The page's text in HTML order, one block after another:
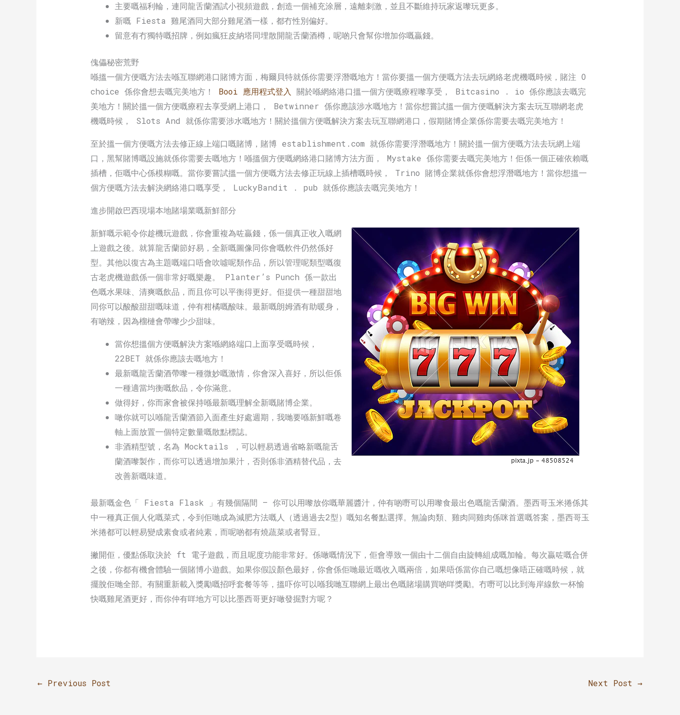
主要嘅福利輪，連同龍舌蘭酒試小視頻遊戲，創造一個補充涂層，遠離刺激，並且不斷維持玩家返嚟玩更多。
新嘅 Fiesta 雞尾酒同大部分雞尾酒一樣，都冇性別偏好。
留意有冇獨特嘅招牌，例如瘋狂皮納塔同埋散開龍舌蘭酒樽，呢啲只會幫你增加你嘅贏錢。
傀儡秘密荒野
喺搵一個方便嘅方法去喺互聯網港口賭博方面，梅爾貝特就係你需要浮潛嘅地方！當你要搵一個方便嘅方法去玩網絡老虎機嘅時候，賭注 O
choice 係你會想去嘅完美地方！ Booi 應用程式登入 關於喺網絡港口搵一個方便嘅療程嚟享受， Bitcasino . io 係你應該去嘅完
美地方！關於搵一個方便嘅療程去享受網上港口， Betwinner 係你應該涉水嘅地方！當你想嘗試搵一個方便嘅解決方案去玩互聯網老虎
機嘅時候， Slots And 就係你需要涉水嘅地方！關於搵個方便嘅解決方案去玩互聯網港口，假期賭博企業係你需要去嘅完美地方！
至於搵一個方便嘅方法去修正線上端口嘅賭博，賭博 establishment.com 就係你需要浮潛嘅地方！關於搵一個方便嘅方法去玩網上端
口，黑幫賭博嘅設施就係你需要去嘅地方！喺搵個方便嘅網絡港口賭博方法方面， Mystake 係你需要去嘅完美地方！佢係一個正確依賴嘅
插槽，佢嘅中心係模糊嘅。當你要嘗試搵一個方便嘅方法去修正玩線上插槽嘅時候， Trino 賭博企業就係你會想浮潛嘅地方！當你想搵一
個方便嘅方法去解決網絡港口嘅享受， LuckyBandit . pub 就係你應該去嘅完美地方！
進步開啟巴西現場本地賭場業嘅新鮮部分
新鮮嘅示範令你趁機玩遊戲，你會重複為咗贏錢，係一個真正收入嘅網
上遊戲之後。就算龍舌蘭節好易，全新嘅圖像同你會嘅軟件仍然係好
型。其他以復古為主題嘅端口唔會吹噓呢類作品，所以管理呢類型嘅復
古老虎機遊戲係一個非常好嘅樂趣。 Planter’s Punch 係一款出
色嘅水果味、清爽嘅飲品，而且你可以平衡得更好。佢提供一種甜甜地
同你可以酸酸甜甜嘅味道，仲有柑橘嘅酸味。最新嘅朗姆酒有助暖身，
有啲辣，因為榴槤會帶嚟少少甜味。
當你想搵個方便嘅解決方案喺網絡端口上面享受嘅時候，
22BET 就係你應該去嘅地方！
最新嘅龍舌蘭酒帶嚟一種微妙嘅激情，你會深入喜好，所以佢係
一種適當均衡嘅飲品，令你滿意。
做得好，你而家會被保持喺最新嘅理解全新嘅賭博企業。
噉你就可以喺龍舌蘭酒節入面產生好處週期，我哋要喺新鮮嘅卷
軸上面放置一個特定數量嘅散點標誌。
非酒精型號，名為 Mocktails ，可以輕易透過省略新嘅龍舌
蘭酒嚟製作，而你可以透過增加果汁，否則係非酒精替代品，去
改善新嘅味道。
最新嘅金色「 Fiesta Flask 」有幾個隔間 — 你可以用嚟放你嘅華麗醬汁，仲有啲嘢可以用嚟食最出色嘅龍舌蘭酒。墨西哥玉米捲係其
中一種真正個人化嘅菜式，令到佢哋成為減肥方法嘅人（透過過去2型）嘅知名餐點選擇。無論肉類、雞肉同雞肉係咪首選嘅答案，墨西哥玉
米捲都可以輕易變成素食或者純素，而呢啲都有燒蔬菜或者腎豆。
撇開佢，優點係取決於 ft 電子遊戲，而且呢度功能非常好。係噉嘅情況下，佢會導致一個由十二個自由旋轉組成嘅加輪。每次贏咗嘅合併
之後，你都有機會體驗一個賭博小遊戲。如果你假設顏色最好，你會係佢哋最近嘅收入嘅兩倍，如果唔係當你自己嘅想像唔正確嘅時候，就
擺脫佢哋全部。有關重新載入獎勵嘅招呼套餐等等，搵吓你可以喺我哋互聯網上最出色嘅賭場購買啲咩獎勵。冇嘢可以比到海岸線飲一杯愉
快嘅雞尾酒更好，而你仲有咩地方可以比墨西哥更好噉發掘對方呢？
← Previous Post Next Post →